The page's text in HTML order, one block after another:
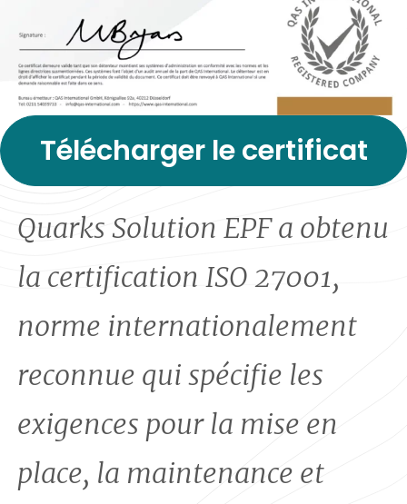
Télécharger le certificat
Quarks Solution EPF a obtenu
la certification ISO 27001,
norme internationalement
reconnue qui spécifie les
exigences pour la mise en
place, la maintenance et